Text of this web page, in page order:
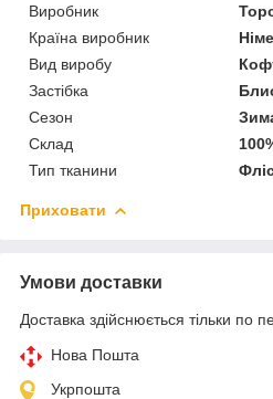
Виробник
Країна виробник
Вид виробу
Застібка
Сезон
Склад
Тип тканини
Приховати
Умови доставки
Доставка здійснюється тільки по
Нова Пошта
Укрпошта